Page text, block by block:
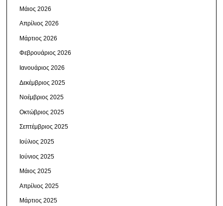
Μάιος 2026
Απρίλιος 2026
Μάρτιος 2026
Φεβρουάριος 2026
Ιανουάριος 2026
Δεκέμβριος 2025
Νοέμβριος 2025
Οκτώβριος 2025
Σεπτέμβριος 2025
Ιούλιος 2025
Ιούνιος 2025
Μάιος 2025
Απρίλιος 2025
Μάρτιος 2025